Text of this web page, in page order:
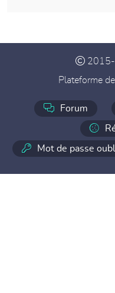
Plateforme
Forum
Mot de passe